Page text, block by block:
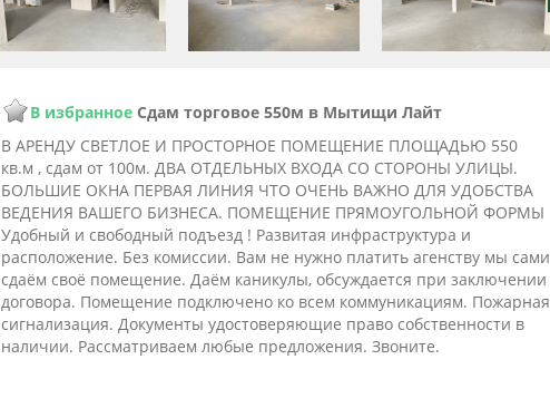
В избранноеСдам торговое 550м в Мытищи Лайт
В АРЕНДУ СВЕТЛОЕ И ПРОСТОРНОЕ ПОМЕЩЕНИЕ ПЛОЩАДЬЮ 550
кв.м , сдам от 100м. ДВА ОТДЕЛЬНЫХ ВХОДА СО СТОРОНЫ УЛИЦЫ.
БОЛЬШИЕ ОКНА ПЕРВАЯ ЛИНИЯ ЧТО ОЧЕНЬ ВАЖНО ДЛЯ УДОБСТВА
ВЕДЕНИЯ ВАШЕГО БИЗНЕСА. ПОМЕЩЕНИЕ ПРЯМОУГОЛЬНОЙ ФОРМЫ
Удобный и свободный подъезд ! Развитая инфраструктура и
расположение. Без комиссии. Вам не нужно платить агенству мы сами
сдаём своё помещение. Даём каникулы, обсуждается при заключении
договора. Помещение подключено ко всем коммуникациям. Пожарная
сигнализация. Документы удостоверяющие право собственности в
наличии. Рассматриваем любые предложения. Звоните.